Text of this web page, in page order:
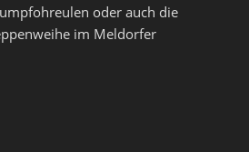
oder auch die
im Meldorfer